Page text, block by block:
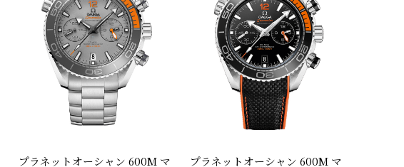
プラネットオーシャン 600M マ
プラネットオーシャン 600M マ